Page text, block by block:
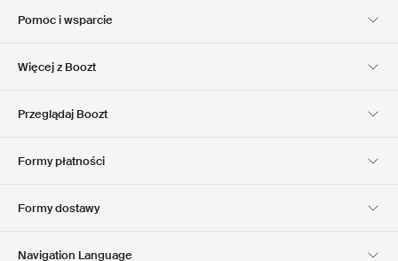
Pomoc i wsparcie
Więcej z Boozt
Przeglądaj Boozt
Prasa & Nagrody
Formy płatności
Formy dostawy
Navigation Language